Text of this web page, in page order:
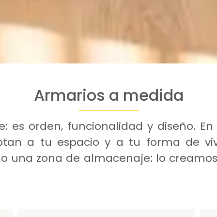
Armarios a medida
es orden, funcionalidad y diseño.
a tu espacio y a tu forma de
una zona de almacenaje: lo